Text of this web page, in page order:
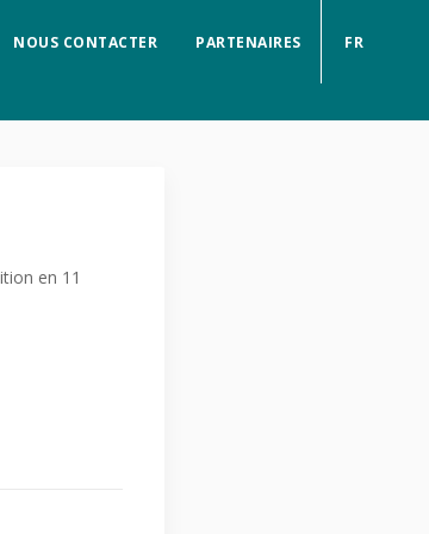
NOUS CONTACTER PARTENAIRES FR
en 11